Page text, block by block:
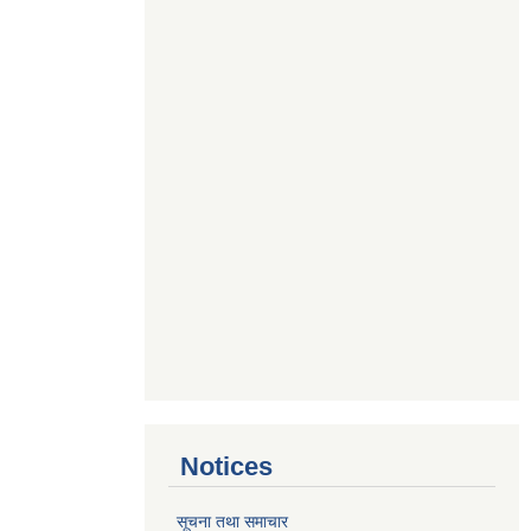
Notices
सूचना तथा समाचार